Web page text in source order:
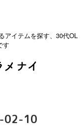
アイテムを探す、30代OL
す
02-10